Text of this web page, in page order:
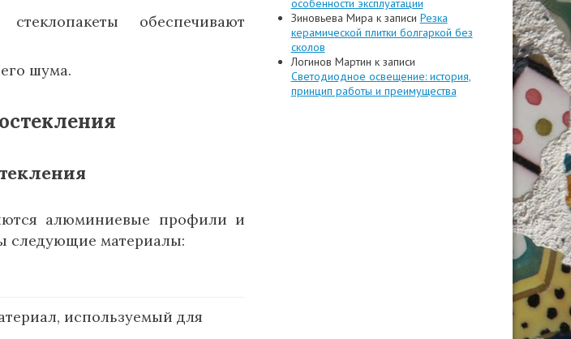
обеспечивают
шума.
алюминиевые профили и
следующие материалы:
используемый для
особенности эксплуатации
Зиновьева Мира к записи Резка
керамической плитки болгаркой без
сколов
Логинов Мартин к записи
Светодиодное освещение: история,
принцип работы и преимущества